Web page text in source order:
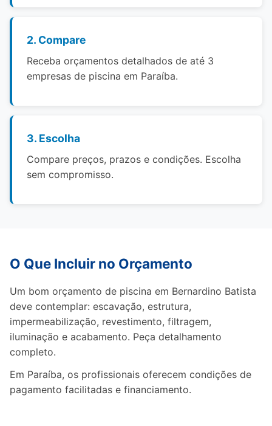
2. Compare
Receba orçamentos detalhados de até 3
empresas de piscina em Paraíba.
3. Escolha
Compare preços, prazos e condições. Escolha
sem compromisso.
O Que Incluir no Orçamento
Um bom orçamento de piscina em Bernardino Batista
deve contemplar: escavação, estrutura,
impermeabilização, revestimento, filtragem,
iluminação e acabamento. Peça detalhamento
completo.
Em Paraíba, os profissionais oferecem condições de
pagamento facilitadas e financiamento.